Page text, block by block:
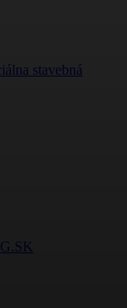
stavebná